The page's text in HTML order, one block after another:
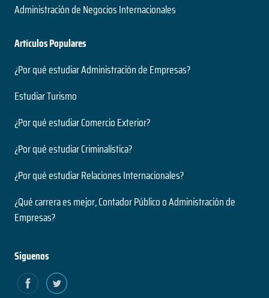
Administración de Negocios Internacionales
Artículos Populares
¿Por qué estudiar Administración de Empresas?
Estudiar Turismo
¿Por qué estudiar Comercio Exterior?
¿Por qué estudiar Criminalística?
¿Por qué estudiar Relaciones Internacionales?
¿Qué carrera es mejor, Contador Público o Administración de
Empresas?
Siguenos